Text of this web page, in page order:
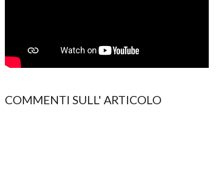
COMMENTI SULL' ARTICOLO